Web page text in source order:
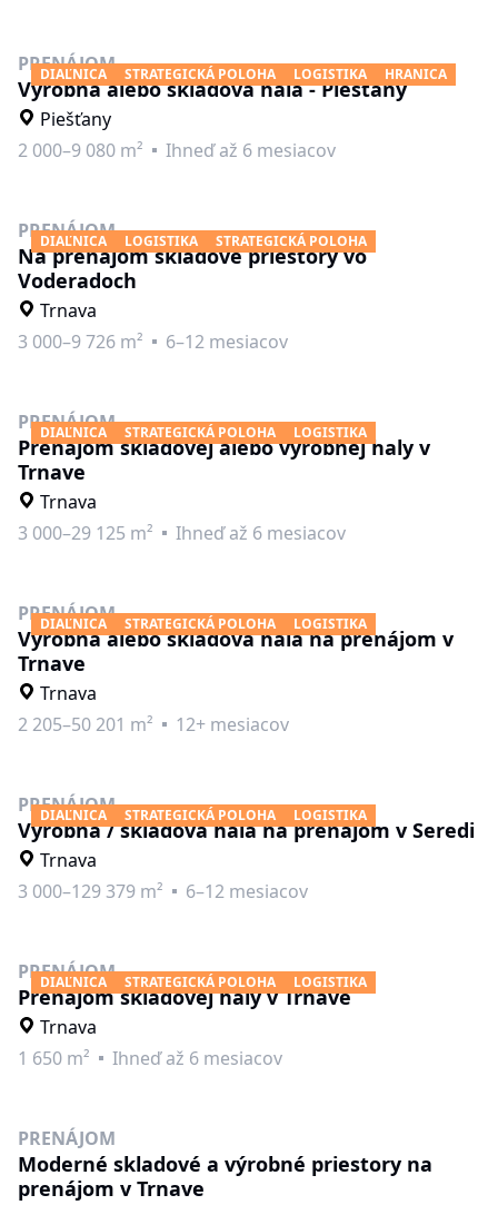
DIAĽNICA STRATEGICKÁ POLOHA LOGISTIKA HRANICA
PRENÁJOM
Výrobná alebo skladová hala - Piešťany
Piešťany
2 000–9 080 m²
Ihneď až 6 mesiacov
DIAĽNICA LOGISTIKA STRATEGICKÁ POLOHA
PRENÁJOM
Na prenájom skladové priestory vo
Voderadoch
Trnava
3 000–9 726 m²
6–12 mesiacov
DIAĽNICA STRATEGICKÁ POLOHA LOGISTIKA
PRENÁJOM
Prenájom skladovej alebo výrobnej haly v
Trnave
Trnava
3 000–29 125 m²
Ihneď až 6 mesiacov
DIAĽNICA STRATEGICKÁ POLOHA LOGISTIKA
PRENÁJOM
Výrobná alebo skladová hala na prenájom v
Trnave
Trnava
2 205–50 201 m²
12+ mesiacov
DIAĽNICA STRATEGICKÁ POLOHA LOGISTIKA
PRENÁJOM
Výrobná / skladová hala na prenájom v Seredi
Trnava
3 000–129 379 m²
6–12 mesiacov
DIAĽNICA STRATEGICKÁ POLOHA LOGISTIKA
PRENÁJOM
Prenájom skladovej haly v Trnave
Trnava
1 650 m²
Ihneď až 6 mesiacov
PRENÁJOM
Moderné skladové a výrobné priestory na
prenájom v Trnave